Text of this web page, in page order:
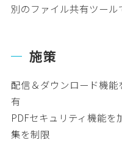
別のファイル共有ツー
施策
配信＆ダウンロード機
有
PDFセキュリティ機能を
集を制限